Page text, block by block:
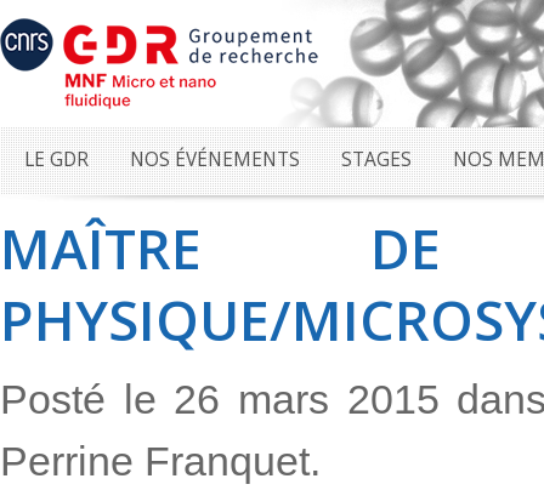
LE GDR NOS ÉVÉNEMENTS STAGES NOS
MAÎTRE DE
PHYSIQUE/
Posté le 26 mars 2015
Perrine Franquet.